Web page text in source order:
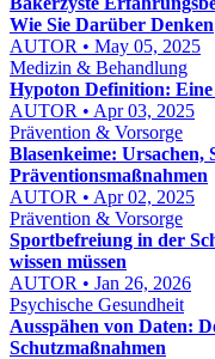
Wie Sie Darüber Denken
AUTOR • May 05, 2025
Medizin & Behandlung
Hypoton Definition: Eine
AUTOR • Apr 03, 2025
Prävention & Vorsorge
Blasenkeime: Ursachen,
Präventionsmaßnahmen
AUTOR • Apr 02, 2025
Prävention & Vorsorge
Sportbefreiung in der
wissen müssen
AUTOR • Jan 26, 2026
Psychische Gesundheit
Ausspähen von Daten:
Schutzmaßnahmen